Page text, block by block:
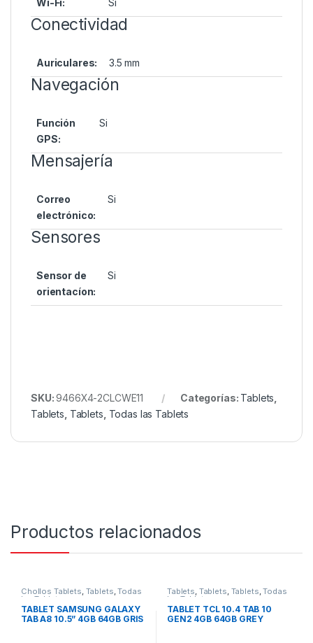
Wi-Fi: Si
Conectividad
Auriculares: 3.5 mm
Navegación
Función
GPS:
Si
Mensajería
Correo
electrónico:
Si
Sensores
Sensor de
orientacíon:
Si
SKU:9466X4-2CLCWE11 Categorías: Tablets,
Tablets, Tablets, Todas las Tablets
Productos relacionados
Chollos Tablets, Tablets,Todas
las Tablets
TABLET SAMSUNG GALAXY
TAB A8 10.5” 4GB 64GB GRIS
Tablets, Tablets, Tablets,Todas
las Tablets
TABLET TCL 10.4 TAB 10
GEN2 4GB 64GB GREY